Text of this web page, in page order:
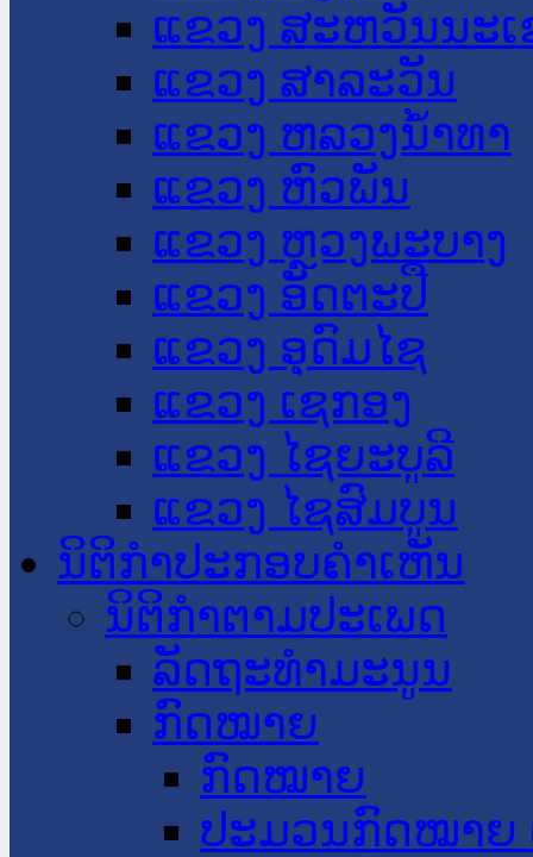
ແຂວງ ສະຫວັນນະ
ແຂວງ ສາລະວັນ
ແຂວງ ຫລວງນໍ້າທາ
ແຂວງ ຫົວພັນ
ແຂວງ ຫຼວງພະບາງ
ແຂວງ ອັດຕະປື
ແຂວງ ອຸດົມໄຊ
ແຂວງ ເຊກອງ
ແຂວງ ໄຊຍະບູລີ
ແຂວງ ໄຊສົມບູນ
ນິຕິກໍາປະກອບຄໍາເຫັນ
ນິຕິກໍາຕາມປະເພດ
ລັດຖະທໍາມະນູນ
ກົດໝາຍ
ກົດໝາຍ
ປະມວນກົດໝາຍ